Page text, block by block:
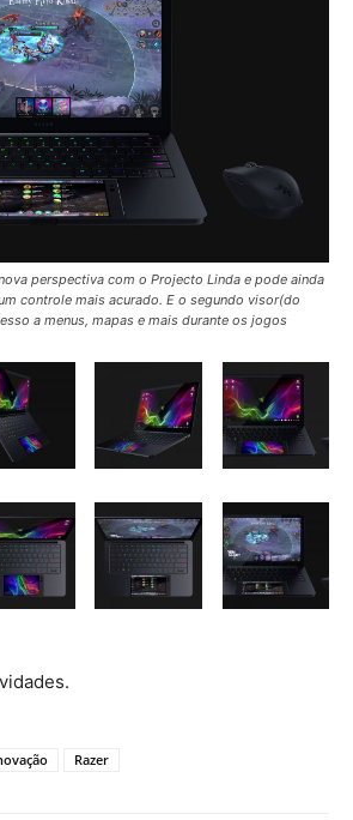
perspectiva com o Projecto Linda e pode ainda
controle mais acurado. E o segundo visor(do
a menus, mapas e mais durante os jogos
Razer